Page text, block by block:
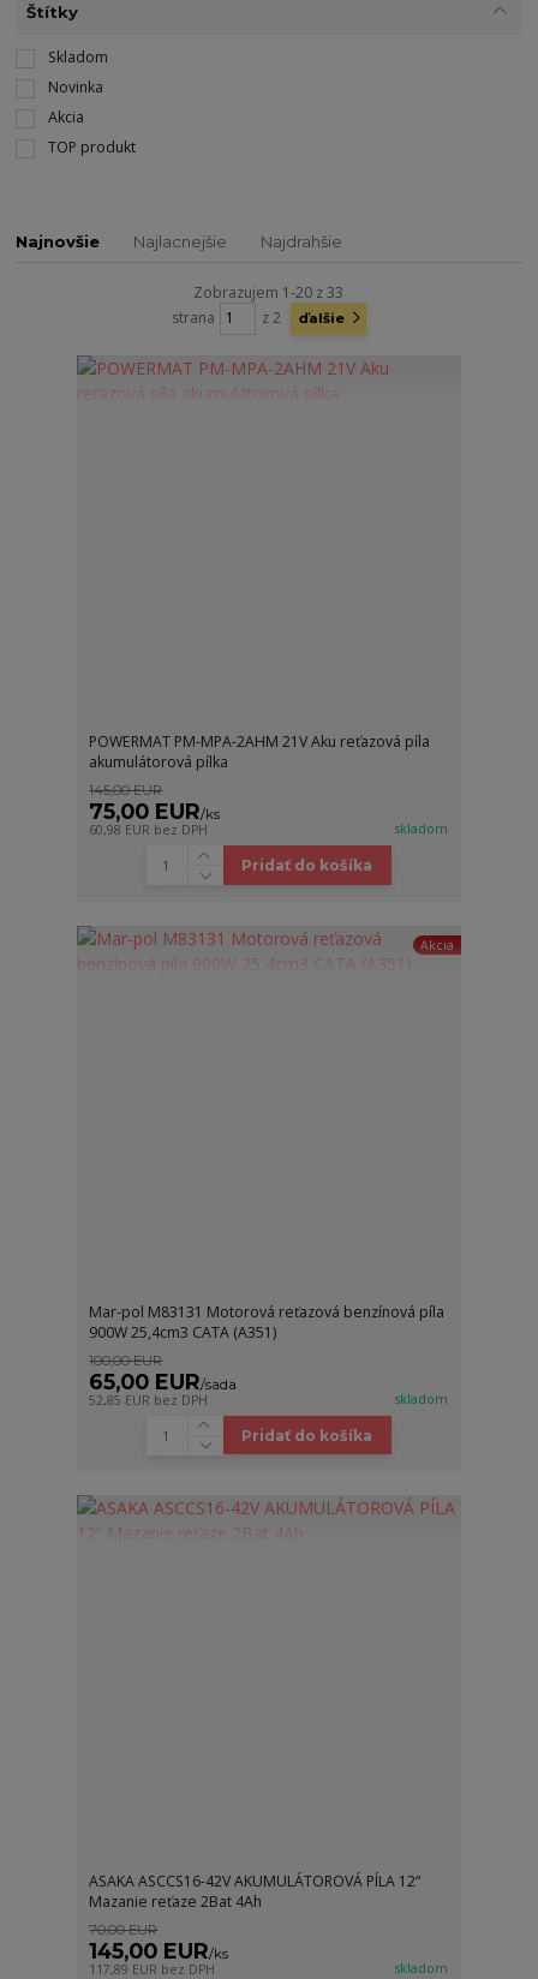
Štítky
Skladom
Novinka
Akcia
TOP produkt
Najnovšie Najlacnejšie Najdrahšie
Zobrazujem 1-20 z 33
strana
z 2 ďalšie
POWERMAT PM-MPA-2AHM 21V Aku reťazová píla
akumulátorová pílka
145,00 EUR
75,00 EUR/ks
60,98 EUR bez DPH skladom
Pridať do košíka
Akcia
Mar-pol M83131 Motorová reťazová benzínová píla
900W 25,4cm3 CATA (A351)
100,00 EUR
65,00 EUR/sada
52,85 EUR bez DPH skladom
Pridať do košíka
ASAKA ASCCS16-42V AKUMULÁTOROVÁ PÍLA 12“
Mazanie reťaze 2Bat 4Ah
70,00 EUR
145,00 EUR/ks
117,89 EUR bez DPH skladom